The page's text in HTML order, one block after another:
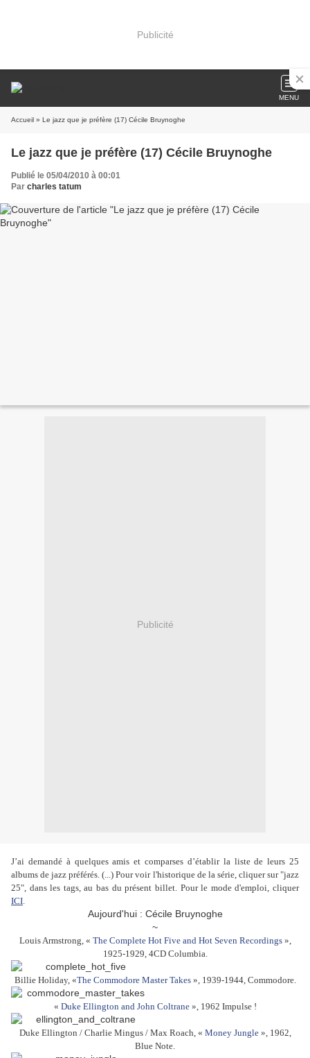
Publicité
MENU
Accueil » Le jazz que je préfère (17) Cécile Bruynoghe
Le jazz que je préfère (17) Cécile Bruynoghe
Publié le 05/04/2010 à 00:01
Par charles tatum
Publicité
J’ai demandé à quelques amis et comparses d’établir la liste de leurs 25
albums de jazz préférés. (...) Pour voir l'historique de la série, cliquer sur "jazz
25", dans les tags, au bas du présent billet. Pour le mode d'emploi, cliquer
ICI.
Aujourd'hui : Cécile Bruynoghe
~
Louis Armstrong, « The Complete Hot Five and Hot Seven Recordings»,
1925-1929, 4CD Columbia.
Billie Holiday, «The Commodore Master Takes», 1939-1944, Commodore.
« Duke Ellington and John Coltrane», 1962 Impulse !
Duke Ellington / Charlie Mingus / Max Roach, « Money Jungle», 1962,
Blue Note.